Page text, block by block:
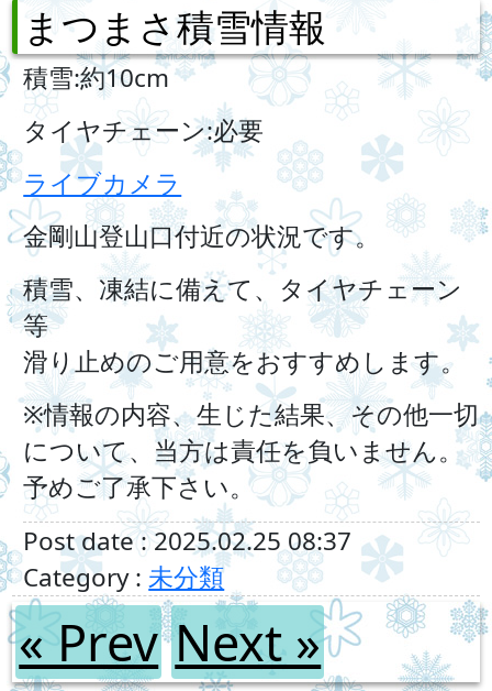
まつまさ積雪情報
積雪:約10cm
タイヤチェーン:必要
ライブカメラ
金剛山登山口付近の状況です。
積雪、凍結に備えて、タイヤチェーン
等
滑り止めのご用意をおすすめします。
※情報の内容、生じた結果、その他一切
について、当方は責任を負いません。
予めご了承下さい。
Post date : 2025.02.25 08:37
Category :未分類
« Prev Next »